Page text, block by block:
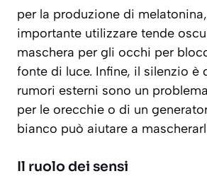
per la produzione di
importante utilizzare tende
maschera per gli occhi per
fonte di luce. Infine, il silenzio è
rumori esterni sono un
per le orecchie o di un
bianco può aiutare a
Il ruolo dei sensi